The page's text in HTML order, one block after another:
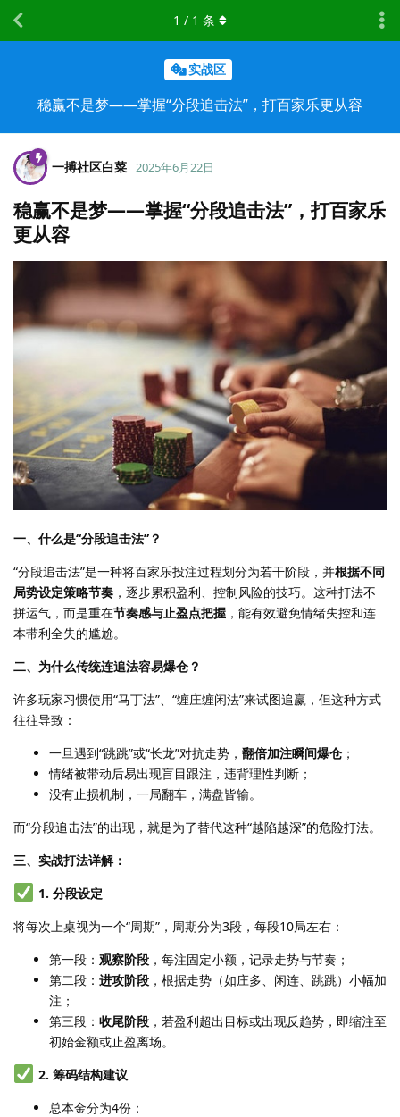
实战区
稳赢不是梦——掌握“分段追击法”，打百家乐更从容
1 / 1 条
一搏社区白菜 2025年6月22日
稳赢不是梦——掌握“分段追击法”，打百家乐
更从容
一、什么是“分段追击法”？
“分段追击法”是一种将百家乐投注过程划分为若干阶段，并根据不同
局势设定策略节奏 ，逐步累积盈利、控制风险的技巧。这种打法不
拼运气，而是重在节奏感与止盈点把握 ，能有效避免情绪失控和连
本带利全失的尴尬。
二、为什么传统连追法容易爆仓？
许多玩家习惯使用“马丁法”、“缠庄缠闲法”来试图追赢，但这种方式
往往导致：
一旦遇到“跳跳”或“长龙”对抗走势， 翻倍加注瞬间爆仓 ；
情绪被带动后易出现盲目跟注，违背理性判断；
没有止损机制，一局翻车，满盘皆输。
而“分段追击法”的出现，就是为了替代这种“越陷越深”的危险打法。
三、实战打法详解：
1. 分段设定
将每次上桌视为一个“周期”，周期分为3段，每段10局左右：
第一段： 观察阶段 ，每注固定小额，记录走势与节奏；
第二段： 进攻阶段 ，根据走势（如庄多、闲连、跳跳）小幅加
注；
第三段： 收尾阶段 ，若盈利超出目标或出现反趋势，即缩注至
初始金额或止盈离场。
2. 筹码结构建议
总本金分为4份：